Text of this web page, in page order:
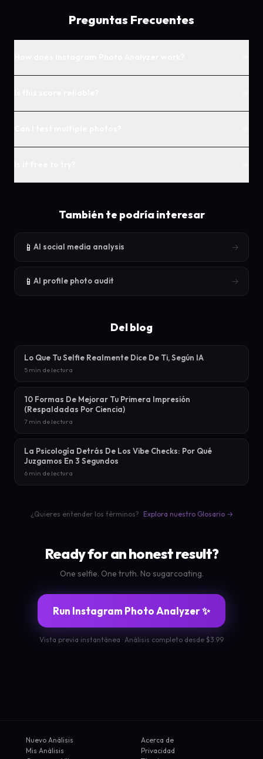
Preguntas Frecuentes
También te podría interesar
📱 AI social media analysis →
📱 AI profile photo audit →
Del blog
Lo Que Tu Selfie Realmente Dice De Ti, Según IA
5 min de lectura
10 Formas De Mejorar Tu Primera Impresión
(Respaldadas Por Ciencia)
7 min de lectura
La Psicología Detrás De Los Vibe Checks: Por Qué
Juzgamos En 3 Segundos
6 min de lectura
¿Quieres entender los términos? Explora nuestro Glosario →
Ready for an honest result?
One selfie. One truth. No sugarcoating.
Run Instagram Photo Analyzer ✨
Vista previa instantánea · Análisis completo desde $3.99
Nuevo Análisis
Mis Análisis
Acerca de
Privacidad